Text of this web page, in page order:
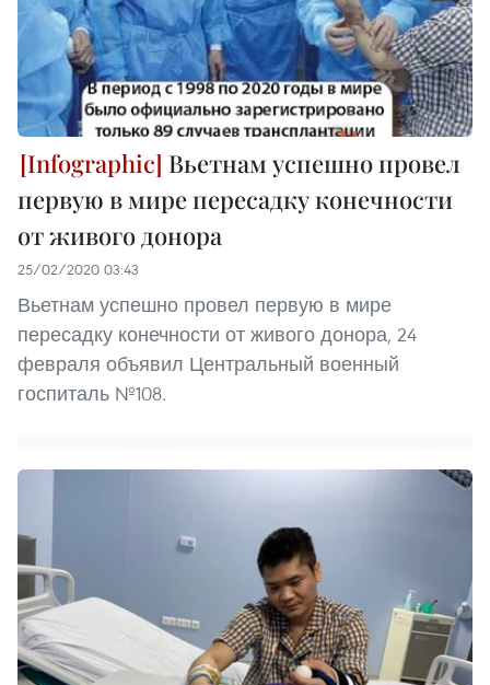
Вьетнам успешно провел
первую в мире пересадку конечности
от живого донора
25/02/2020 03:43
Вьетнам успешно провел первую в мире
пересадку конечности от живого донора, 24
февраля объявил Центральный военный
госпиталь №108.